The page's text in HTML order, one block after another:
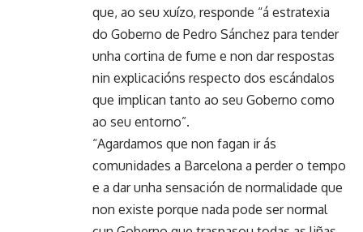
que, ao seu xuízo, responde “á estratexia
do Goberno de Pedro Sánchez para tender
unha cortina de fume e non dar respostas
nin explicacións respecto dos escándalos
que implican tanto ao seu Goberno como
ao seu entorno”.
“Agardamos que non fagan ir ás
comunidades a Barcelona a perder o tempo
e a dar unha sensación de normalidade que
non existe porque nada pode ser normal